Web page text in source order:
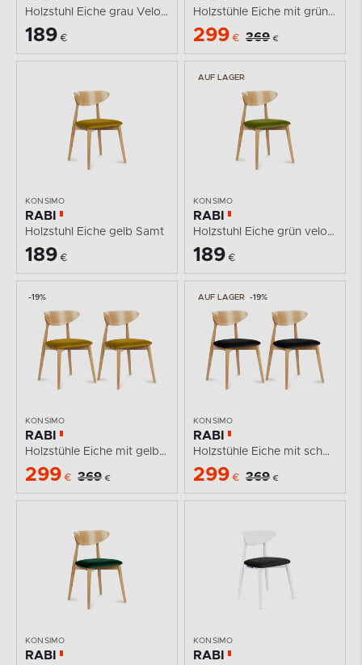
Holzstuhl Eiche grau Velours
189 €
Holzstühle Eiche mit grünem Velours 2tlg.
299 € 369 €
KONSIMO
RABI
Holzstuhl Eiche gelb Samt
189 €
AUF LAGER
KONSIMO
RABI
Holzstuhl Eiche grün velour
189 €
-19%
KONSIMO
RABI
Holzstühle Eiche mit gelbem Samt 2tlg.
299 € 369 €
AUF LAGER -19%
KONSIMO
RABI
Holzstühle Eiche mit schwarzem Samt 2tlg.
299 € 369 €
KONSIMO
RABI
KONSIMO
RABI